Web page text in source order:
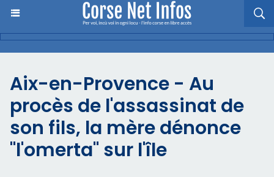
Aix-en-Provence - Au
procès de l'assassinat de
son fils, la mère dénonce
"l'omerta" sur l'île